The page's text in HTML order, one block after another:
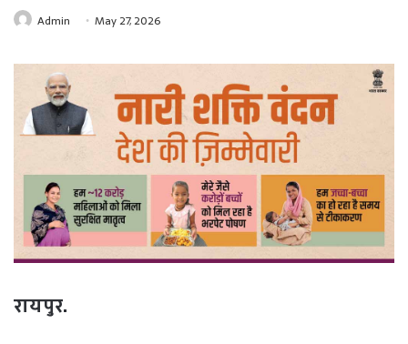
Admin May 27, 2026
रायपुर.